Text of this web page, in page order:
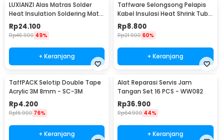
LUXIANZI Alas Matras Solder
Heat Insulation Soldering Mat
340x230mm - S-120B
Rp24.100
Rp46.900 49%
+ Keranjang
Taffware Selongsong Pelapis
Kabel Insulasi Heat Shrink Tube
127 PCS - RSG-AHZ
Rp8.800
Rp21.900 60%
+ Keranjang
TaffPACK Selotip Double Tape
Acrylic 3M 8mm - SC-3M
Rp4.200
Rp16.900 76%
+ Keranjang
Alat Reparasi Servis Jam
Tangan Set 16 PCS - WW082
Rp36.900
Rp64.900 44%
+ Keranjang